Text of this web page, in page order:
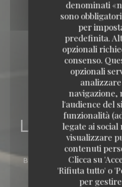
denominati
sono
per
predefinita.
opzionali
consenso.
opzionali
navigazione,
l'audience del
funzionalità
legate ai
visualizzare
contenuti
Clicca su
'Rifiuta tutto' o
per
LA TABLE DE
BISTRONOMIE
86
33500
LA TABLE DE